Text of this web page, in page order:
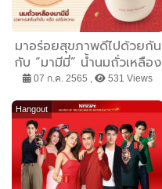
มาอร่อยสุขภาพดีไปด้วยกัน
กับ “มามีมี่” น้ำนมถั่วเหลือง
คั้นสด พร้อมโปรโมชันตลอด
เดือนกรกฎาคมนี้
07 ก.ค. 2565 , 531 Views
Hangout